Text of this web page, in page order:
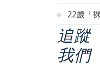
22歲「
追蹤
我們